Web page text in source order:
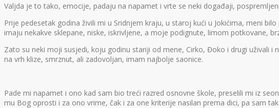
Valjda je to tako, emocije, padaju na napamet i vrte se neki događaji,
Prije pedesetak godina živili mi u Sridnjem kraju, u staroj kući u Jokićima, meni
imaju nekakve sklepane, niske, iskrivljene, a moje podignute, limom potkovane,
Zato su neki moji susjedi, koju godinu stariji od mene, Cirko, Đoko i drugi uživali
na vrh klize, smrznut, ali zadovoljan, imam najbolje saonice.
Pade mi napamet i ono kad sam bio treći razred osnovne škole, preselili mi iz
mu Bog oprosti i za ono vrime, čak i za one kriterije nasilan prema dici, pa sam